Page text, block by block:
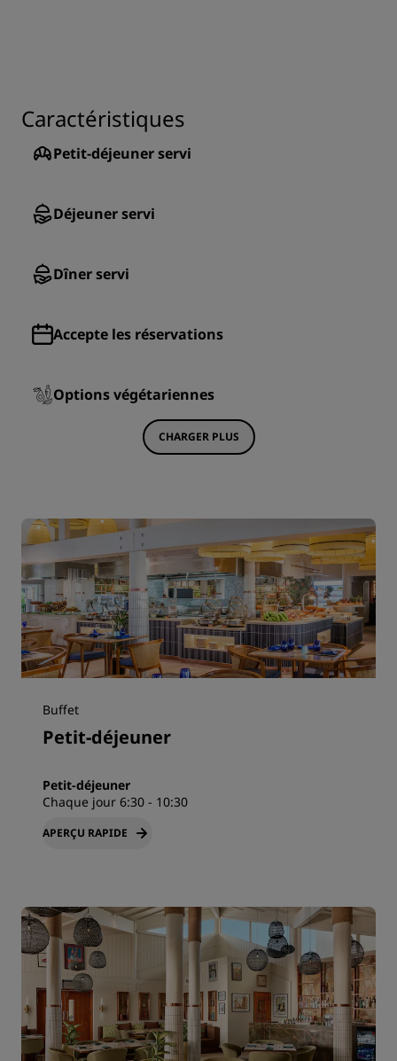
Caractéristiques
Petit-déjeuner servi
Déjeuner servi
Dîner servi
Accepte les réservations
Options végétariennes
CHARGER PLUS
Buffet
Petit-déjeuner
Petit-déjeuner
Chaque jour 6:30 - 10:30
APERÇU RAPIDE